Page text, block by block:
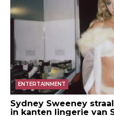
ENTERTAINMENT
Sydney Sweeney
in kanten lingerie van